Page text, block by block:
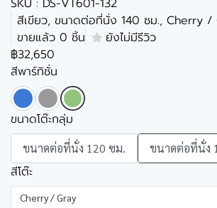
SKU : DS-VT601-132
สีเขียว, ขนาดต่อที่นั่ง 140 ซม., Cherry /
ขายแล้ว 0 ชิ้น
ยังไม่มีรีวิว
฿32,650
สีพาร์ทิชั่น
ขนาดโต๊ะกลุ่ม
ขนาดต่อที่นั่ง 120 ซม. ขนาดต่อที่นั่ง
สีโต๊ะ
Cherry / Gray